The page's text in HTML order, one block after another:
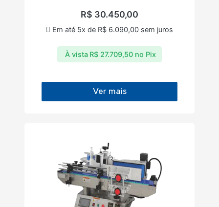
R$ 30.450,00
Em até 5x de R$6.090,00sem juros
À vista R$ 27.709,50 no Pix
Ver mais